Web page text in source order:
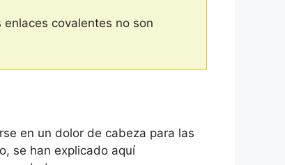
covalentes no son
en un dolor de cabeza para las
se han explicado aquí